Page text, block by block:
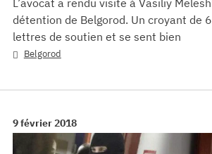
L’avocat a rendu visite à Vasiliy
détention de Belgorod. Un croyant de
lettres de soutien et se sent bien
Belgorod
9 février 2018